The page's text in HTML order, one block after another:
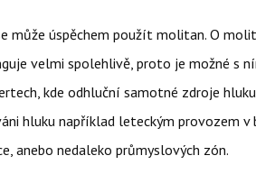
může úspěchem použít molitan. O
velmi spolehlivě, proto je možné s
kde odhluční samotné zdroje
hluku například leteckým provozem
anebo nedaleko průmyslových zón.